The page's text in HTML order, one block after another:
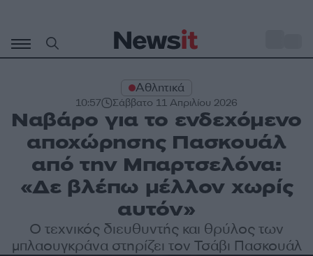
περιεχόμενο
Αθλητικά
10:57 Σάββατο 11 Απριλίου 2026
Ναβάρο για το ενδεχόμενο
αποχώρησης Πασκουάλ
από την Μπαρτσελόνα:
«Δε βλέπω μέλλον χωρίς
αυτόν»
Ο τεχνικός διευθυντής και θρύλος των
μπλαουγκράνα στηρίζει τον Τσάβι Πασκουάλ